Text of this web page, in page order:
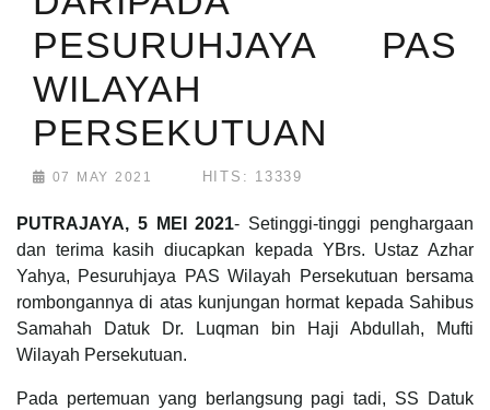
PESURUHJAYA PAS
WILAYAH
PERSEKUTUAN
07 MAY 2021 HITS: 13339
PUTRAJAYA, 5 MEI 2021- Setinggi-tinggi penghargaan
dan terima kasih diucapkan kepada YBrs. Ustaz Azhar
Yahya, Pesuruhjaya PAS Wilayah Persekutuan bersama
rombongannya di atas kunjungan hormat kepada Sahibus
Samahah Datuk Dr. Luqman bin Haji Abdullah, Mufti
Wilayah Persekutuan.
Pada pertemuan yang berlangsung pagi tadi, SS Datuk